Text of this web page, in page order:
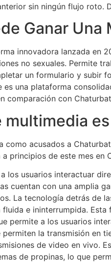
sin ningún flujo roto.
Ganar Una
innovadora lanzada en
no sexuales. Permite
un formulario y subir
es una plataforma
comparación con
es
como acusados a
principios de este mes en
los usuarios interactuar
cuentan con una amplia
La tecnología detrás de
fluida e ininterrumpida.
permite a los usuarios
permiten la transmisión en
de video en vivo.
de propinas, lo que